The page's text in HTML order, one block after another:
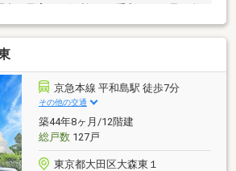
内！子育てに便利！■お手入れのし易い全
ングに加え、各部屋収納あり！■玄関照
ンサー付き！■新規設置のキッチンには
器完備！■エレベーターは2台設置！防犯
安心！■約16帖以上の広々としたリビン
切りでキッチン横の洋室と一体化可能！
トで日々の生活に彩を！リフォーム内容
末完了～□フローリング・クロス□洗面・
チン□ユニットバス□建具□新規エアコン設
京急本線 平和島駅 徒歩7分
その他の交通
築44年8ヶ月/12階建
総戸数127戸
東京都大田区大森東１